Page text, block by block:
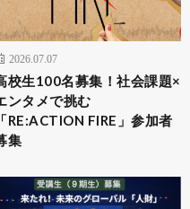
2026.07.07
校生100名募集！社会課題×
ンタメで挑む
「RE:ACTION FIRE」参加者
集